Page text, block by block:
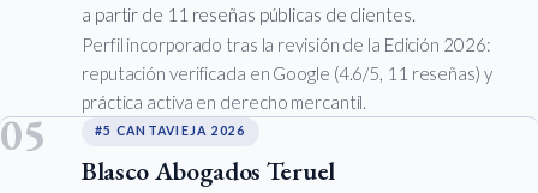
a partir de 11 reseñas públicas de clientes.
Perfil incorporado tras la revisión de la Edición 2026:
reputación verificada en Google (4.6/5, 11 reseñas) y
práctica activa en derecho mercantil.
05 #5 CANTAVIEJA 2026
Blasco Abogados Teruel